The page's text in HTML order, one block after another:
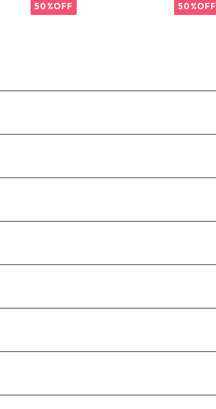
50%OFF 50%OFF